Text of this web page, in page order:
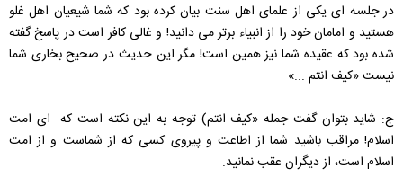
در جلسه ای یکی از علمای اهل سنت بیان کرده بود که شما شیعیان اهل غلو
هستید و امامان خود را از انبیاء برتر می دانید! و غالی کافر است در پاسخ گفته
شده بود که عقیده شما نیز همین است! مگر این حدیث در صحیح بخاری شما
نیست «كيف‌ انتم‌ ...»
ج: شاید بتوان گفت جمله «کیف انتم) توجه به این نکته است که ای امت
اسلام! مراقب باشید شما از اطاعت و پیروی کسی که از شماست و از امت
اسلام است، از دیگران عقب نمانید.